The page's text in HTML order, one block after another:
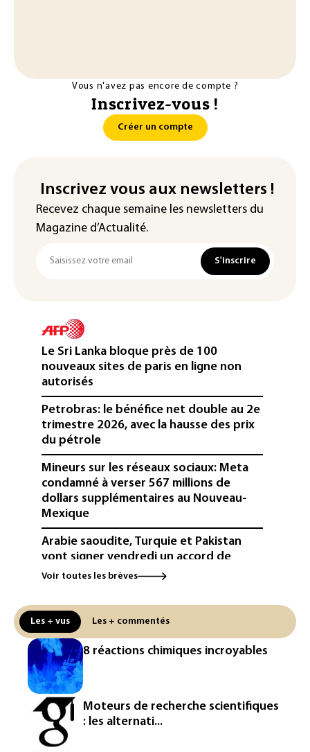
Vous n'avez pas encore de compte ?
Inscrivez-vous !
Créer un compte
Inscrivez vous aux newsletters !
Recevez chaque semaine les newsletters du
Magazine d’Actualité.
S'inscrire
Le Sri Lanka bloque près de 100
nouveaux sites de paris en ligne non
autorisés
Petrobras: le bénéfice net double au 2e
trimestre 2026, avec la hausse des prix
du pétrole
Mineurs sur les réseaux sociaux: Meta
condamné à verser 567 millions de
dollars supplémentaires au Nouveau-
Mexique
Arabie saoudite, Turquie et Pakistan
vont signer vendredi un accord de
défense (source proche de l'armée)
d'ados britanniques compte
contourner le couvre-feu (sondage)
Puces et solaire: les Etats-Unis taxent
un matériau clé dominé par la Chine
Les Etats-Unis veulent contrôler la
production d'un composant des
semiconducteurs et panneaux solaires
Voir toutes les brèves
Les + vus Les + commentés
8 réactions chimiques incroyables
Moteurs de recherche scientifiques
: les alternati...